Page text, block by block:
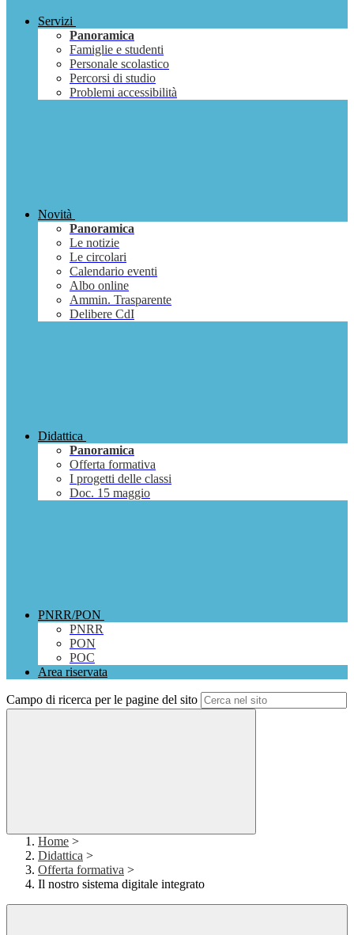
Servizi
Panoramica
Famiglie e studenti
Personale scolastico
Percorsi di studio
Problemi accessibilità
Novità
Panoramica
Le notizie
Le circolari
Calendario eventi
Albo online
Ammin. Trasparente
Delibere CdI
Didattica
Panoramica
Offerta formativa
I progetti delle classi
Doc. 15 maggio
PNRR/PON
PNRR
PON
POC
Area riservata
Campo di ricerca per le pagine del sito
Home >
Didattica >
Offerta formativa >
Il nostro sistema digitale integrato